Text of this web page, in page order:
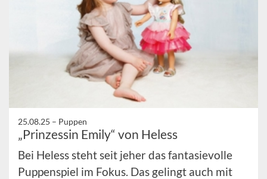
25.08.25 – Puppen
„Prinzessin Emily“ von Heless
Bei Heless steht seit jeher das fantasievolle
Puppenspiel im Fokus. Das gelingt auch mit